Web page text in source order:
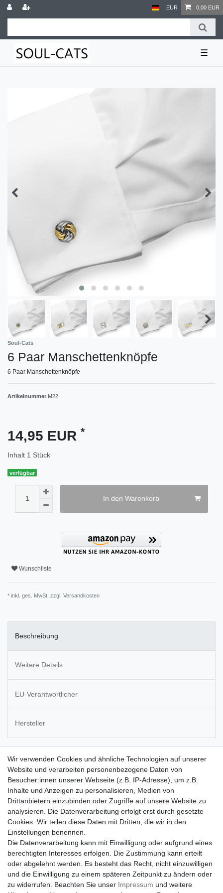
EUR 0,00 EUR
☰
Soul-Cats
6 Paar Manschettenknöpfe
6 Paar Manschettenknöpfe
Artikelnummer M22
14,95 EUR *
Inhalt 1 Stück
verfügbar
In den Warenkorb
Wunschliste
* inkl. ges. MwSt. zzgl. Versandkosten
Beschreibung
Weitere Details
EU-Verantwortlicher
Hersteller
6 Paar Manschettenknöpfe in schöner
Geschenkbox
Perfektionieren Sie Ihr Outfit mit diesen edlen
Manschettenknöpfen. Wunderschönes Set für jede Gelegenheit -
das ideale Geschenk!
Maße der Geschenkbox: 16,3 x 11,0 x 5,8 cm
Farbe Geschenkbox: grau
Material der Manschettenknöpfe: Edelstahl
Grundfarbe der Manschettenknöpfe: bicolor gold-silber
Wir verwenden Cookies und ähnliche Technologien auf unserer
Website und verarbeiten personenbezogene Daten von
Besucher:innen unserer Webseite (z.B. IP-Adresse), um z.B.
Inhalte und Anzeigen zu personalisieren, Medien von
Drittanbietern einzubinden oder Zugriffe auf unsere Website zu
analysieren. Die Datenverarbeitung erfolgt erst durch gesetzte
Cookies. Wir teilen diese Daten mit Dritten, die wir in den
Einstellungen benennen.
Die Datenverarbeitung kann mit Einwilligung oder aufgrund eines
berechtigten Interesses erfolgen. Die Zustimmung kann erteilt
oder abgelehnt werden. Es besteht das Recht, nicht einzuwilligen
und die Einwilligung zu einem späteren Zeitpunkt zu ändern oder
zu widerrufen. Beachten Sie unser Impressum und weitere